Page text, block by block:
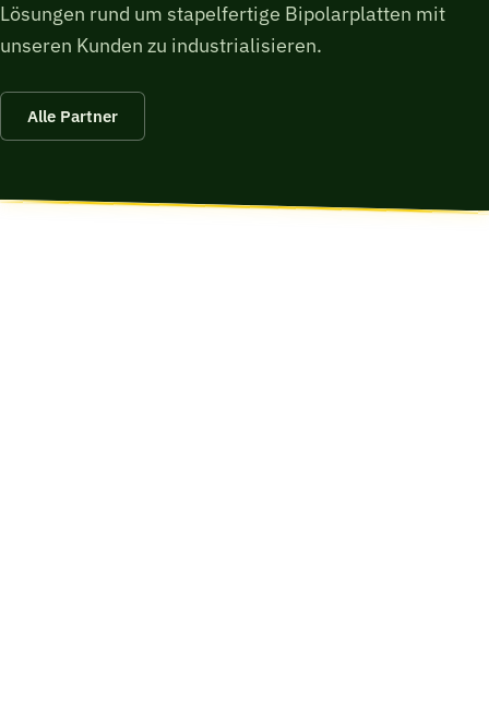
Lösungen rund um stapelfertige Bipolarplatten mit
unseren Kunden zu industrialisieren.
Alle Partner